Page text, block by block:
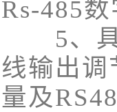
Rs-485
5、具
线输出
量及